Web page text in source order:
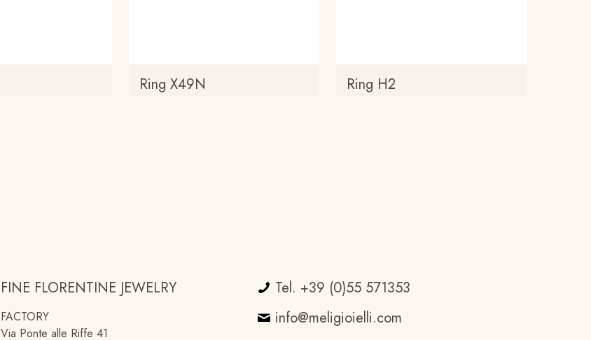
Ring X49N Ring H2
FINE FLORENTINE JEWELRY
FACTORY
Via Ponte alle Riffe 41
Tel. +39 (0)55 571353
info@meligioielli.com